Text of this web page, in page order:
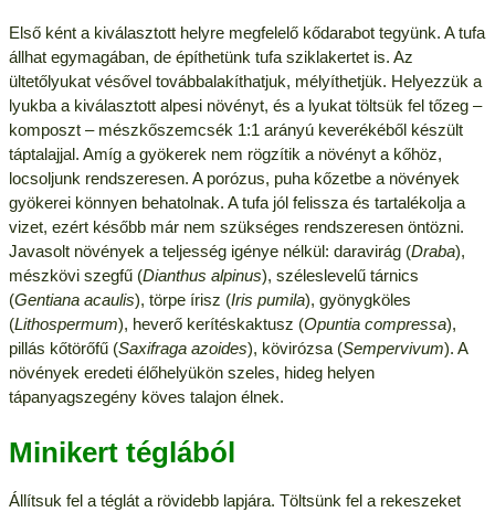
Első ként a kiválasztott helyre megfelelő kődarabot tegyünk. A tufa
állhat egymagában, de építhetünk tufa sziklakertet is. Az
ültetőlyukat vésővel továbbalakíthatjuk, mélyíthetjük. Helyezzük a
lyukba a kiválasztott alpesi növényt, és a lyukat töltsük fel tőzeg –
komposzt – mészkőszemcsék 1:1 arányú keverékéből készült
táptalajjal. Amíg a gyökerek nem rögzítik a növényt a kőhöz,
locsoljunk rendszeresen. A porózus, puha kőzetbe a növények
gyökerei könnyen behatolnak. A tufa jól felissza és tartalékolja a
vizet, ezért később már nem szükséges rendszeresen öntözni.
Javasolt növények a teljesség igénye nélkül: daravirág (Draba),
mészkövi szegfű (Dianthus alpinus), széleslevelű tárnics
(Gentiana acaulis), törpe írisz (Iris pumila), gyönygköles
(Lithospermum), heverő kerítéskaktusz (Opuntia compressa),
pillás kőtörőfű (Saxifraga azoides), kövirózsa (Sempervivum). A
növények eredeti élőhelyükön szeles, hideg helyen
tápanyagszegény köves talajon élnek.
Minikert téglából
Állítsuk fel a téglát a rövidebb lapjára. Töltsünk fel a rekeszeket